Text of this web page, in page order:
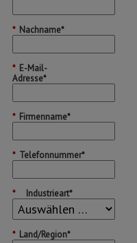
* Nachname*
* E-Mail-
Adresse*
* Firmenname*
* Telefonnummer*
* Industrieart*
* Land/Region*